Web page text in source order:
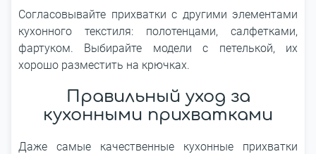
Согласовывайте прихватки с другими элементами
кухонного текстиля: полотенцами, салфетками,
фартуком. Выбирайте модели с петелькой, их
хорошо разместить на крючках.
Правильный уход за
кухонными прихватками
Даже самые качественные кухонные прихватки